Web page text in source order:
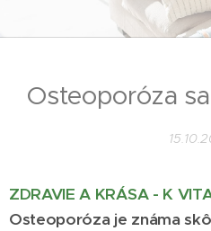
Osteoporóza
ZDRAVIE A KRÁSA - K
Osteoporóza je známa